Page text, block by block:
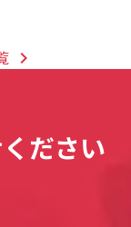
keyboard_arrow_right
ださい